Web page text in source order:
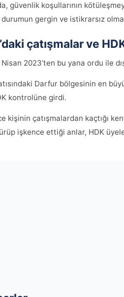
güvenlik koşullarının
gergin ve istikrarsız
çatışmalar ve
Nisan 2023’ten bu yana ordu ile
Darfur bölgesinin en
kontrolüne girdi.
kişinin çatışmalardan kaçtığı
işkence ettiği anlar, HDK